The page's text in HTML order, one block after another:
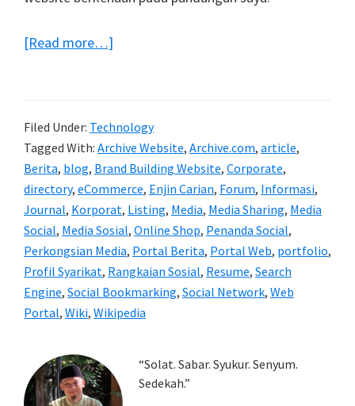
[Read more…]
Filed Under: Technology
Tagged With: Archive Website, Archive.com, article,
Berita, blog, Brand Building Website, Corporate,
directory, eCommerce, Enjin Carian, Forum, Informasi,
Journal, Korporat, Listing, Media, Media Sharing, Media
Social, Media Sosial, Online Shop, Penanda Social,
Perkongsian Media, Portal Berita, Portal Web, portfolio,
Profil Syarikat, Rangkaian Sosial, Resume, Search
Engine, Social Bookmarking, Social Network, Web
Portal, Wiki, Wikipedia
Primary
Sidebar
“Solat. Sabar. Syukur. Senyum.
Sedekah.”